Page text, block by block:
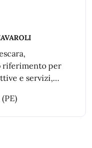
riferimento per
e servizi,
e